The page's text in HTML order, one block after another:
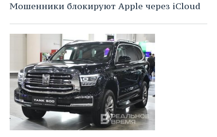
Мошенники блокируют Apple через iCloud